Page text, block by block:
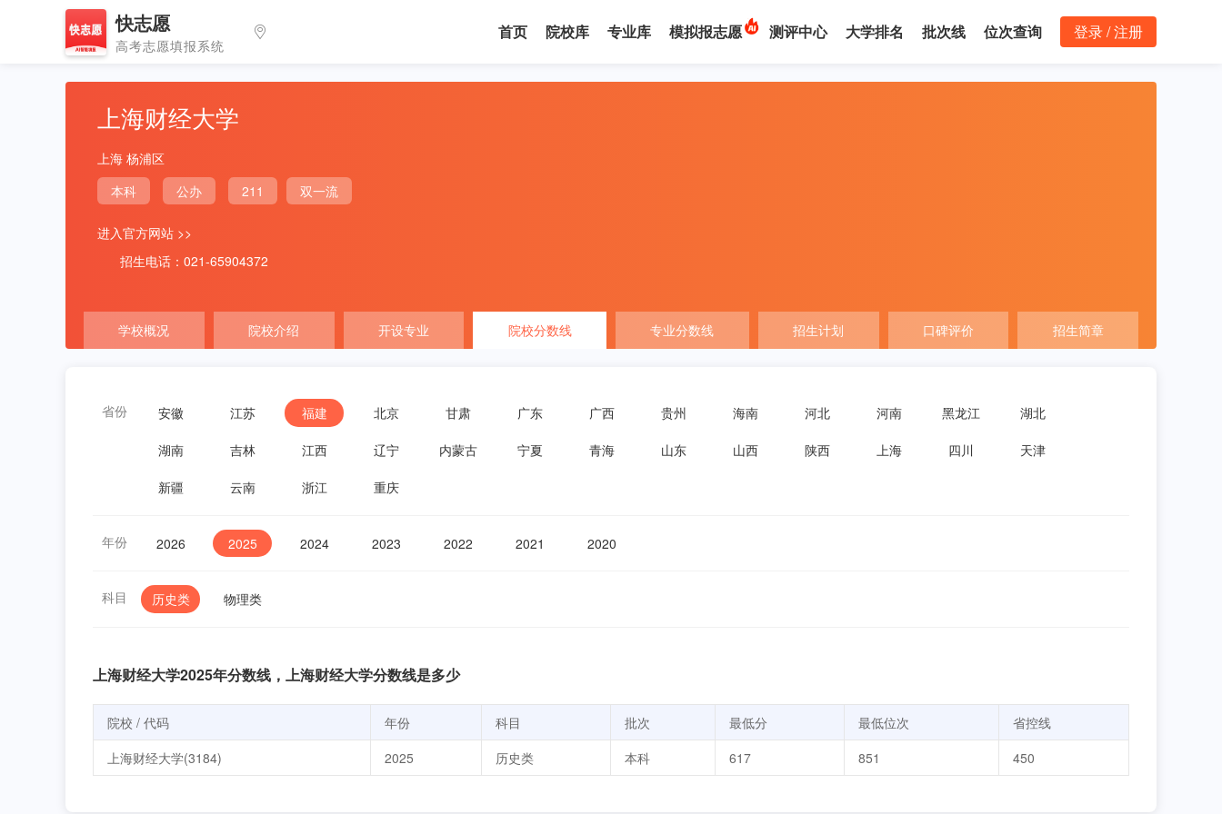
快志愿
高考志愿填报系统
首页 院校库 专业库 模拟报志愿 测评中心 大学排名 批次线 位次查询 登录 / 注册
上海财经大学
上海 杨浦区
本科
公办 211 双一流
进入官方网站 >>
招生电话：021-65904372
学校概况 院校介绍 开设专业 院校分数线 专业分数线 招生计划 口碑评价 招生简章
省份 安徽 江苏 福建 北京 甘肃 广东 广西 贵州 海南 河北 河南 黑龙江 湖北
湖南 吉林 江西 辽宁 内蒙古 宁夏 青海 山东 山西 陕西 上海 四川 天津
新疆 云南 浙江 重庆
年份 2026 2025 2024 2023 2022 2021 2020
科目 历史类 物理类
上海财经大学2025年分数线，上海财经大学分数线是多少
院校 / 代码 年份 科目 批次 最低分 最低位次
省控线
上海财经大学(3184)
2025 历史类 本科 617 851 450